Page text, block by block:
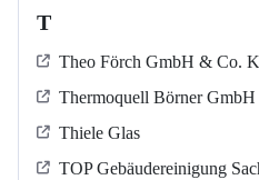
T
Theo Förch GmbH & Co.
Thermoquell Börner
Thiele Glas
TOP Gebäudereinigung